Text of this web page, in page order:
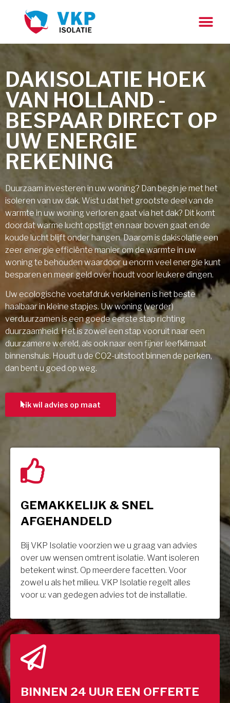
DAKISOLATIE HOEK
VAN HOLLAND -
BESPAAR DIRECT OP
UW ENERGIE
REKENING
Duurzaam investeren in uw woning? Dan begin je met het
isoleren van uw dak. Wist u dat het grootste deel van de
warmte in uw woning verloren gaat via het dak? Dit komt
doordat warme lucht opstijgt en naar boven gaat en de
koude lucht blijft onder hangen. Daarom is dakisolatie een
zeer energie efficiënte manier om de warmte in uw
woning te behouden waardoor u enorm veel energie kunt
besparen en meer geld over houdt voor leukere dingen.
Uw ecologische voetafdruk verkleinen is het beste
haalbaar in kleine stapjes. Uw woning (verder)
verduurzamen is een goede eerste stap richting
duurzaamheid. Het is zowel een stap vooruit naar een
duurzamere wereld, als ook naar een fijner leefklimaat
binnenshuis. Houdt u de CO2-uitstoot binnen de perken,
dan bent u goed op weg.
ik wil advies op maat
GEMAKKELIJK & SNEL
AFGEHANDELD
Bij VKP Isolatie voorzien we u graag van advies
over uw wensen omtrent isolatie. Want isoleren
betekent winst. Op meerdere facetten. Voor
zowel u als het milieu. VKP Isolatie regelt alles
voor u: van gedegen advies tot de installatie.
BINNEN 24 UUR EEN OFFERTE